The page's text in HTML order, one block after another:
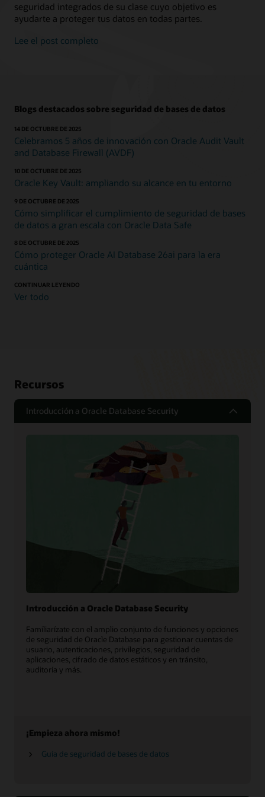
seguridad integrados de su clase cuyo objetivo es
ayudarte a proteger tus datos en todas partes.
Lee el post completo
Blogs destacados sobre seguridad de bases de datos
14 DE OCTUBRE DE 2025
Celebramos 5 años de innovación con Oracle Audit Vault
and Database Firewall (AVDF)
10 DE OCTUBRE DE 2025
Oracle Key Vault: ampliando su alcance en tu entorno
9 DE OCTUBRE DE 2025
Cómo simplificar el cumplimiento de seguridad de bases
de datos a gran escala con Oracle Data Safe
8 DE OCTUBRE DE 2025
Cómo proteger Oracle AI Database 26ai para la era
cuántica
CONTINUAR LEYENDO
Ver todo
Recursos
Introducción a Oracle Database Security
Introducción a Oracle Database Security
Familiarízate con el amplio conjunto de funciones y opciones
de seguridad de Oracle Database para gestionar cuentas de
usuario, autenticaciones, privilegios, seguridad de
aplicaciones, cifrado de datos estáticos y en tránsito,
auditoría y más.
¡Empieza ahora mismo!
Guía de seguridad de bases de datos